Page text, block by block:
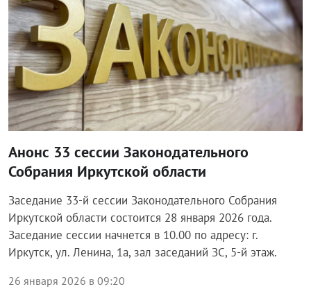
Анонс 33 сессии Законодательного
Собрания Иркутской области
Заседание 33-й сессии Законодательного Собрания
Иркутской области состоится 28 января 2026 года.
Заседание сессии начнется в 10.00 по адресу: г.
Иркутск, ул. Ленина, 1а, зал заседаний ЗС, 5-й этаж.
26 января 2026 в 09:20